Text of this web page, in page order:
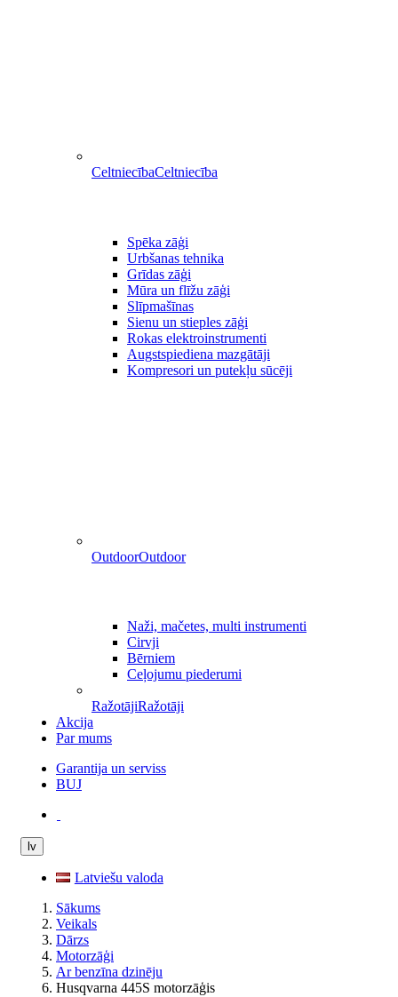
CeltniecībaCeltniecība
Spēka zāģi
Urbšanas tehnika
Grīdas zāģi
Mūra un flīžu zāģi
Slīpmašīnas
Sienu un stieples zāģi
Rokas elektroinstrumenti
Augstspiediena mazgātāji
Kompresori un putekļu sūcēji
OutdoorOutdoor
Naži, mačetes, multi instrumenti
Cirvji
Bērniem
Ceļojumu piederumi
RažotājiRažotāji
Akcija
Par mums
Garantija un serviss
BUJ
lv
Latviešu valoda
Sākums
Veikals
Dārzs
Motorzāģi
Ar benzīna dzinēju
Husqvarna 445S motorzāģis